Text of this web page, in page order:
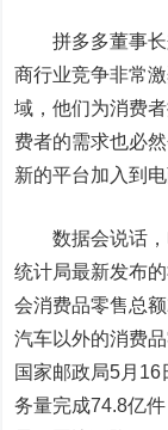
拼多多董事长
商行业竞争非常
域，他们为消费
费者的需求也必
新的平台加入到电
数据会说话，
统计局最新发布
会消费品零售总
汽车以外的消费
国家邮政局5月
务量完成74.8亿